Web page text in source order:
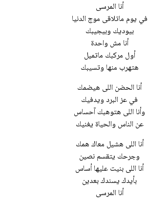
أنا المرسى
في يوم ماتلاقى موج الدنيا
بيوديك وبيجيبك
أنا مش واحدة
أول مركبك ماتميل
هتهرب منها وتسيبك
أنا الحضن اللى هيضمك
في عز البرد ويدفيك
وأنا اللى هتوهبك آحساس
عن الناس والحياة يغنيك
أنا اللى هشيل معاك همك
وجرحك يتقسم نصين
أنا اللى بنيت عليها أساس
بأيدك يسندك بعدين
أنا المرسى